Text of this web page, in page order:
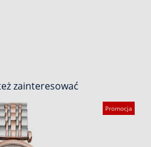
zainteresować
Promocja